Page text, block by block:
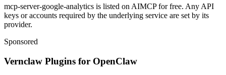
mcp-server-google-analytics is listed on AIMCP for free. Any API
keys or accounts required by the underlying service are set by its
provider.
Sponsored
Vernclaw Plugins for OpenClaw